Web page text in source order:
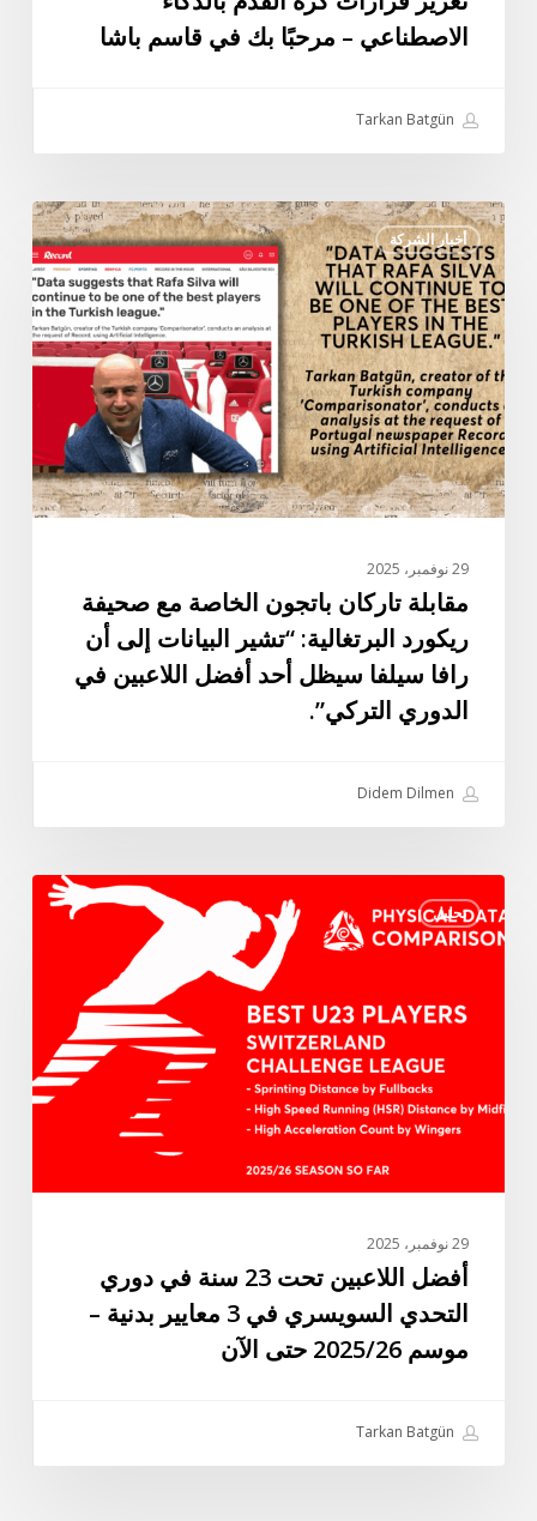
الاصطناعي – مرحبًا بك في قاسم باشا
أخبار الشركة
مقابلة
تاركان
باتجون
الخاصة
مع
صحيفة
ريكورد
البرتغالية:
“تشير
البيانات
سيظل
الدوري
29 نوفمبر، 2025
مقابلة تاركان باتجون الخاصة مع صحيفة
ريكورد البرتغالية: “تشير البيانات إلى أن
رافا سيلفا سيظل أحد أفضل اللاعبين في
الدوري التركي”.
تحليلاللاعبين
تحت
التحدي
السويسري
موسم
2025/26
29 نوفمبر، 2025
أفضل اللاعبين تحت 23 سنة في دوري
التحدي السويسري في 3 معايير بدنية –
موسم 2025/26 حتى الآن